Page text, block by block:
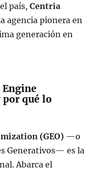
país,Centria
agencia pionera en
generación en
Engine
por qué lo
(GEO) —o
Generativos— es la
Abarca el